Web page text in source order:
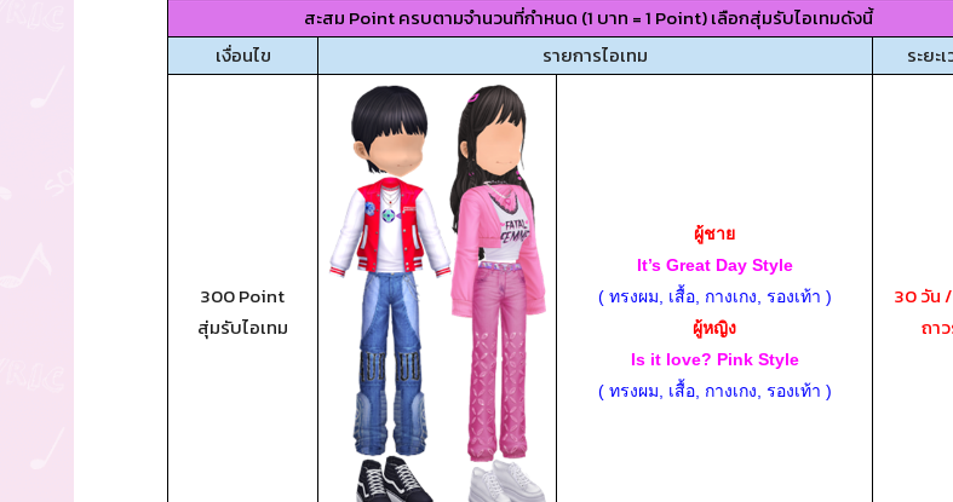
สะสม Point ครบตามจำนวนที่กำหนด (1 บาท = 1 Point) เลือกสุ่มรับไอเทมดังนี้
เงื่อนไข
รายการไอเทม ระยะ
300 Point
สุ่มรับไอเทม
ผู้ชาย
It’s Great Day Style
( ทรงผม, เสื้อ, กางเกง, รองเท้า )
ผู้หญิง
Is it love? Pink Style
( ทรงผม, เสื้อ, กางเกง, รองเท้า )
30 วัน
ถา